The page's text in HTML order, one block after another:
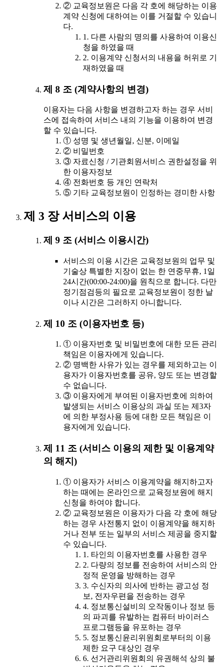
② 교육정보원은 다음 각 호에 해당하는 이용
계약 신청에 대하여는 이를 거절할 수 있습니
다.
1. 다른 사람의 명의를 사용하여 이용신
청을 하였을 때
2. 이용계약 신청서의 내용을 허위로 기
재하였을 때
제 8 조 (계약사항의 변경)
이용자는 다음 사항을 변경하고자 하는 경우 서비
스에 접속하여 서비스 내의 기능을 이용하여 변경
할 수 있습니다.
① 성명 및 생년월일, 신분, 이메일
② 비밀번호
③ 자료신청 / 기관회원서비스 권한설정을 위
한 이용자정보
④ 전화번호 등 개인 연락처
⑤ 기타 교육정보원이 인정하는 경미한 사항
제 3 장 서비스의 이용
제 9 조 (서비스 이용시간)
서비스의 이용 시간은 교육정보원의 업무 및
기술상 특별한 지장이 없는 한 연중무휴, 1일
24시간(00:00-24:00)을 원칙으로 합니다. 다만
정기점검등의 필요로 교육정보원이 정한 날
이나 시간은 그러하지 아니합니다.
제 10 조 (이용자번호 등)
① 이용자번호 및 비밀번호에 대한 모든 관리
책임은 이용자에게 있습니다.
② 명백한 사유가 있는 경우를 제외하고는 이
용자가 이용자번호를 공유, 양도 또는 변경할
수 없습니다.
③ 이용자에게 부여된 이용자번호에 의하여
발생되는 서비스 이용상의 과실 또는 제3자
에 의한 부정사용 등에 대한 모든 책임은 이
용자에게 있습니다.
제 11 조 (서비스 이용의 제한 및 이용계약
의 해지)
① 이용자가 서비스 이용계약을 해지하고자
하는 때에는 온라인으로 교육정보원에 해지
신청을 하여야 합니다.
② 교육정보원은 이용자가 다음 각 호에 해당
하는 경우 사전통지 없이 이용계약을 해지하
거나 전부 또는 일부의 서비스 제공을 중지할
수 있습니다.
1. 타인의 이용자번호를 사용한 경우
2. 다량의 정보를 전송하여 서비스의 안
정적 운영을 방해하는 경우
3. 수신자의 의사에 반하는 광고성 정
보, 전자우편을 전송하는 경우
4. 정보통신설비의 오작동이나 정보 등
의 파괴를 유발하는 컴퓨터 바이러스
프로그램등을 유포하는 경우
5. 정보통신윤리위원회로부터의 이용
제한 요구 대상인 경우
6. 선거관리위원회의 유권해석 상의 불